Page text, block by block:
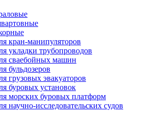
кран-манипуляторов
укладки трубопроводов
сваебойных машин
бульдозеров
грузовых эвакуаторов
буровых установок
морских буровых платформ
научно-исследовательских судов